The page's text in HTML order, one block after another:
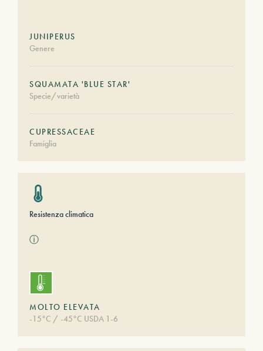
JUNIPERUS
Genere
SQUAMATA 'BLUE STAR'
Specie/varietà
CUPRESSACEAE
Famiglia
Resistenza climatica
ⓘ
MOLTO ELEVATA
-15°C / -45°C USDA 1-6